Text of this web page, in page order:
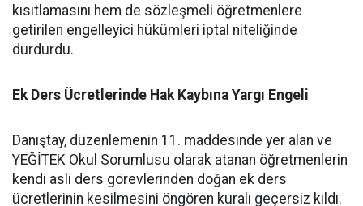
kısıtlamasını hem de sözleşmeli öğretmenlere
getirilen engelleyici hükümleri iptal niteliğinde
durdurdu.
​Ek Ders Ücretlerinde Hak Kaybına Yargı Engeli
​Danıştay, düzenlemenin 11. maddesinde yer alan ve
YEĞİTEK Okul Sorumlusu olarak atanan öğretmenlerin
kendi asli ders görevlerinden doğan ek ders
ücretlerinin kesilmesini öngören kuralı geçersiz kıldı.